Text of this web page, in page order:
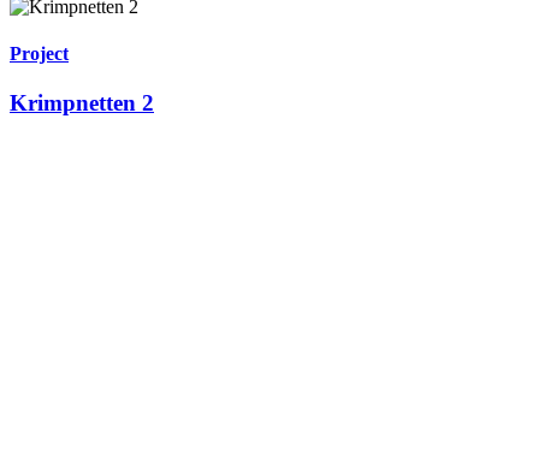
Project
Krimpnetten 2